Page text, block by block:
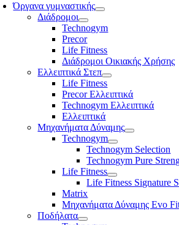
Όργανα γυμναστικής
Διάδρομοι
Technogym
Precor
Life Fitness
Διάδρομοι Οικιακής Χρήσης
Ελλειπτικά Στεπ
Life Fitness
Precor Ελλειπτικά
Technogym Ελλειπτικά
Ελλειπτικά
Μηχανήματα Δύναμης
Technogym
Technogym Selection
Technogym Pure
Life Fitness
Life Fitness Signature
Matrix
Μηχανήματα Δύναμης Evo
Ποδήλατα